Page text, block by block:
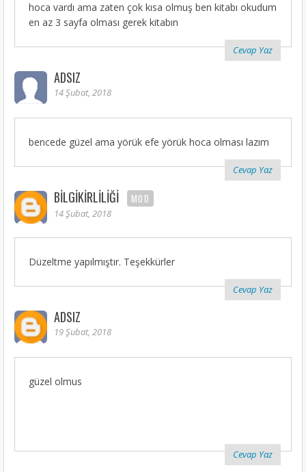
hoca vardı ama zaten çok kısa olmuş ben kitabı okudum
en az 3 sayfa olması gerek kitabın
Cevap Yaz
ADSIZ
14 Şubat, 2018
bencede güzel ama yörük efe yörük hoca olması lazım
Cevap Yaz
BILGIKIRLILIĞI MOD
14 Şubat, 2018
Düzeltme yapılmıştır. Teşekkürler
Cevap Yaz
ADSIZ
19 Şubat, 2018
güzel olmus
Cevap Yaz